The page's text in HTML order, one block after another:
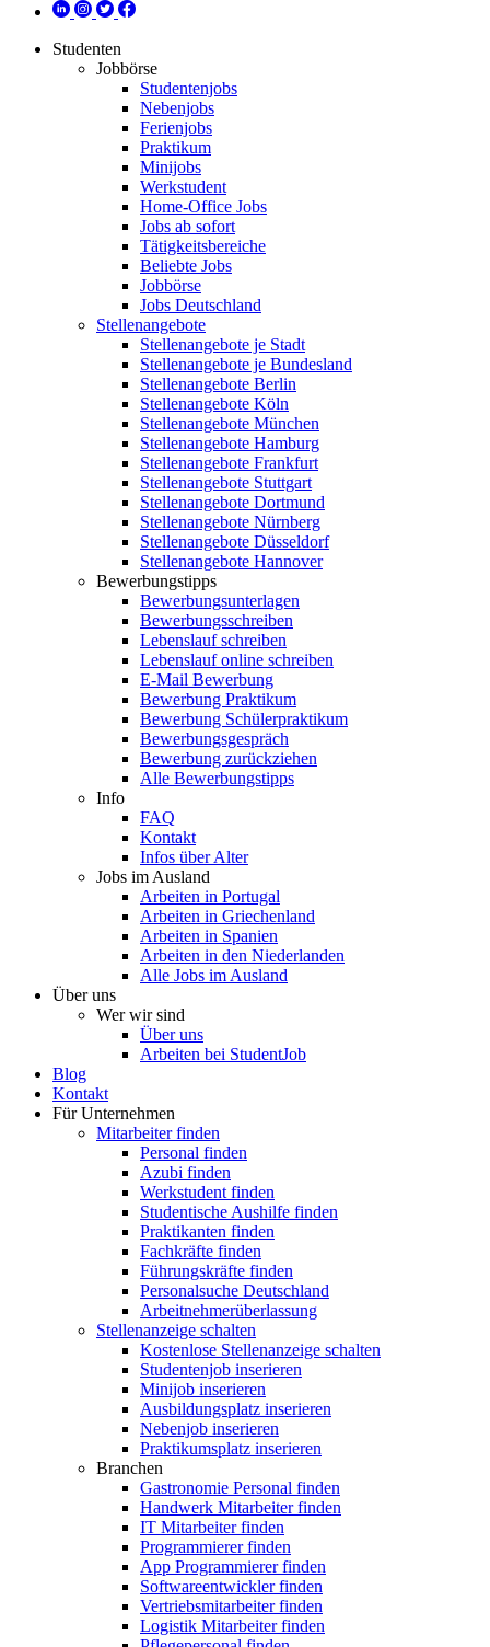
Studenten
Jobbörse
Studentenjobs
Nebenjobs
Ferienjobs
Praktikum
Minijobs
Werkstudent
Home-Office Jobs
Jobs ab sofort
Tätigkeitsbereiche
Beliebte Jobs
Jobbörse
Jobs Deutschland
Stellenangebote
Stellenangebote je Stadt
Stellenangebote je Bundesland
Stellenangebote Berlin
Stellenangebote Köln
Stellenangebote München
Stellenangebote Hamburg
Stellenangebote Frankfurt
Stellenangebote Stuttgart
Stellenangebote Dortmund
Stellenangebote Nürnberg
Stellenangebote Düsseldorf
Stellenangebote Hannover
Bewerbungstipps
Bewerbungsunterlagen
Bewerbungsschreiben
Lebenslauf schreiben
Lebenslauf online schreiben
E-Mail Bewerbung
Bewerbung Praktikum
Bewerbung Schülerpraktikum
Bewerbungsgespräch
Bewerbung zurückziehen
Alle Bewerbungstipps
Info
FAQ
Kontakt
Infos über Alter
Jobs im Ausland
Arbeiten in Portugal
Arbeiten in Griechenland
Arbeiten in Spanien
Arbeiten in den Niederlanden
Alle Jobs im Ausland
Über uns
Wer wir sind
Über uns
Arbeiten bei StudentJob
Blog
Kontakt
Für Unternehmen
Mitarbeiter finden
Personal finden
Azubi finden
Werkstudent finden
Studentische Aushilfe finden
Praktikanten finden
Fachkräfte finden
Führungskräfte finden
Personalsuche Deutschland
Arbeitnehmerüberlassung
Stellenanzeige schalten
Kostenlose Stellenanzeige schalten
Studentenjob inserieren
Minijob inserieren
Ausbildungsplatz inserieren
Nebenjob inserieren
Praktikumsplatz inserieren
Branchen
Gastronomie Personal finden
Handwerk Mitarbeiter finden
IT Mitarbeiter finden
Programmierer finden
App Programmierer finden
Softwareentwickler finden
Vertriebsmitarbeiter finden
Logistik Mitarbeiter finden